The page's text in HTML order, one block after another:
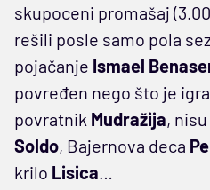
skupoceni promašaj
rešili posle samo pola
pojačanje Ismael
povređen nego što je
povratnik Mudražija,
Soldo, Bajernova deca
krilo Lisica…